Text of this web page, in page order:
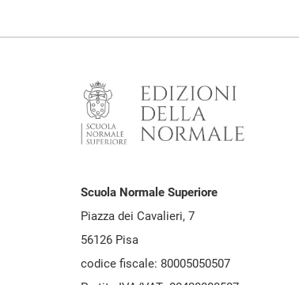
Scuola Normale Superiore
Piazza dei Cavalieri, 7
56126 Pisa
codice fiscale: 80005050507